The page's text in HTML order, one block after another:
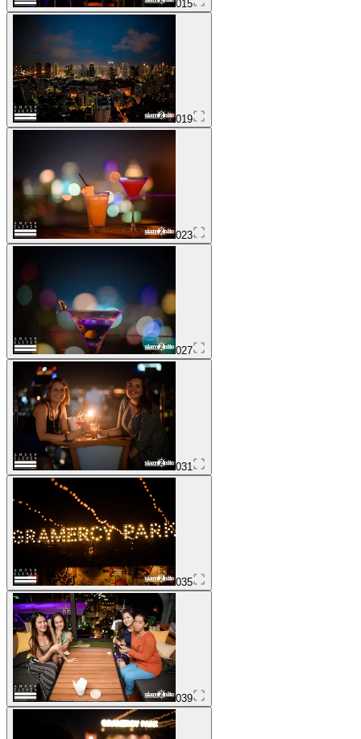
015
019
023
027
031
035
039